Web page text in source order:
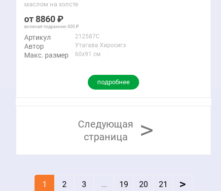
маслом на холсте
8860
включая подрамник 600
Артикул 212587C
Автор Утагава Хиросигэ
Макс. размер 60x91 см
подробнее
Следующая
страница
>
1 2 3 ... 19 20 21 >